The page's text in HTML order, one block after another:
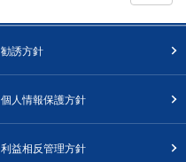
勧誘方針
個人情報保護方針
利益相反管理方針